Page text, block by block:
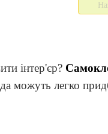
інтер'єр?
можуть легко